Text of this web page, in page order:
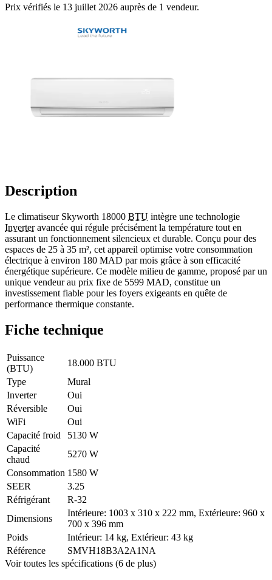
Prix vérifiés le 13 juillet 2026 auprès de 1 vendeur.
Description
Le climatiseur Skyworth 18000 BTU intègre une technologie
Inverteravancée qui régule précisément la température tout en
assurant un fonctionnement silencieux et durable. Conçu pour des
espaces de 25 à 35 m², cet appareil optimise votre consommation
électrique à environ 180 MAD par mois grâce à son efficacité
énergétique supérieure. Ce modèle milieu de gamme, proposé par un
unique vendeur au prix fixe de 5599 MAD, constitue un
investissement fiable pour les foyers exigeants en quête de
performance thermique constante.
Fiche technique
Puissance
(BTU)
18.000 BTU
Type
Mural
Inverter
Oui
Réversible
Oui
WiFi
Oui
Capacité froid
5130 W
Capacité
chaud
5270 W
Consommation 1580 W
SEER
3.25
Réfrigérant
R-32
Dimensions
Intérieure: 1003 x 310 x 222 mm, Extérieure: 960 x
700 x 396 mm
Poids
Intérieur: 14 kg, Extérieur: 43 kg
Référence
SMVH18B3A2A1NA
Voir toutes les spécifications (6 de plus)